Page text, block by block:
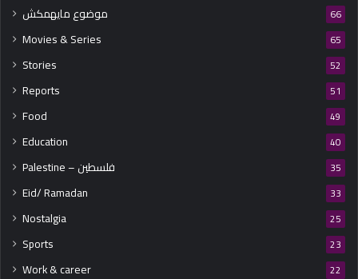
موضوع مايهمكش 66
Movies & Series 65
Stories 52
Reports 51
Food 49
Education 40
Palestine – فلسطين 35
Eid/ Ramadan 33
Nostalgia 25
Sports 23
Work & career 22